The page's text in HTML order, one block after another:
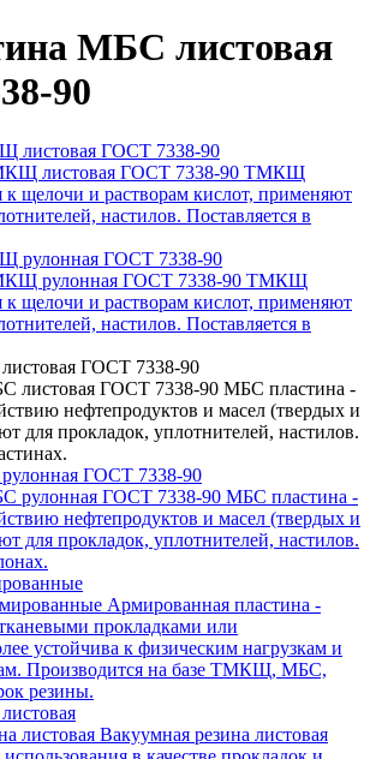
МБС листовая
90
листовая ГОСТ 7338-90
ТМКЩ
к щелочи и растворам кислот, применяют
настилов. Поставляется в
рулонная ГОСТ 7338-90
ТМКЩ
к щелочи и растворам кислот, применяют
настилов. Поставляется в
ГОСТ 7338-90
МБС пластина -
нефтепродуктов и масел (твердых и
для прокладок, уплотнителей, настилов.
ГОСТ 7338-90
МБС пластина -
нефтепродуктов и масел (твердых и
для прокладок, уплотнителей, настилов.
Армированная пластина -
прокладками или
устойчива к физическим нагрузкам и
Производится на базе ТМКЩ, МБС,
резины.
Вакуумная резина листовая